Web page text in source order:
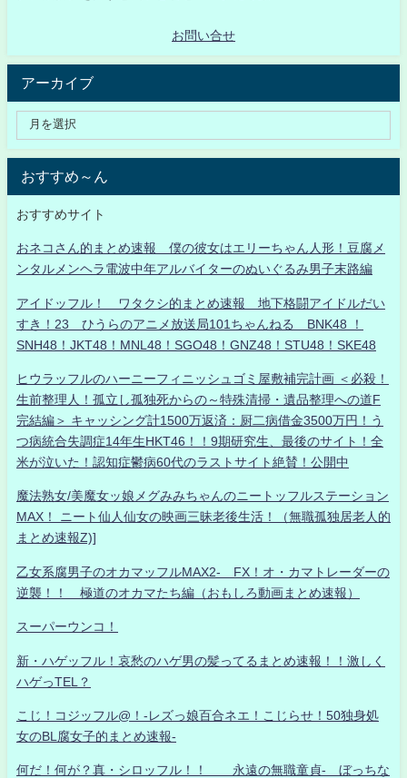
お問い合せ
アーカイブ
おすすめ～ん
おすすめサイト
おネコさん的まとめ速報 僕の彼女はエリーちゃん人形！豆腐メ
ンタルメンヘラ電波中年アルバイターのぬいぐるみ男子末路編
アイドッフル！ ワタクシ的まとめ速報 地下格闘アイドルだい
すき！23 ひうらのアニメ放送局101ちゃんねる BNK48 ！
SNH48！JKT48！MNL48！SGO48！GNZ48！STU48！SKE48
ヒウラッフルのハーニーフィニッシュゴミ屋敷補完計画 ＜必殺！
生前整理人！孤立し孤独死からの～特殊清掃・遺品整理への道F
完結編＞ キャッシング計1500万返済：厨二病借金3500万円！う
つ病統合失調症14年生HKT46！！9期研究生、最後のサイト！全
米が泣いた！認知症鬱病60代のラストサイト絶賛！公開中
魔法熟女/美魔女ッ娘メグみみちゃんのニートッフルステーション
MAX！ ニート仙人仙女の映画三昧老後生活！（無職孤独居老人的
まとめ速報Z)]
乙女系腐男子のオカマッフルMAX2- FX！オ・カマトレーダーの
逆襲！！ 極道のオカマたち編（おもしろ動画まとめ速報）
スーパーウンコ！
新・ハゲッフル！哀愁のハゲ男の髪ってるまとめ速報！！激しく
ハゲっTEL？
こじ！コジッフル@！-レズっ娘百合ネエ！こじらせ！50独身処
女のBL腐女子的まとめ速報-
何だ！何が？真・シロッフル！！ 永遠の無職童貞- ぼっちな